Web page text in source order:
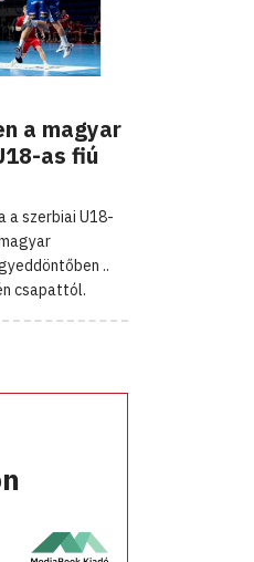
a magyar
as fiú
a szerbiai U18-
..
csapattól.